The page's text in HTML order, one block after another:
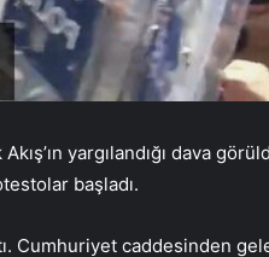
yargılandığı dava
başladı.
Cumhuriyet caddesinden